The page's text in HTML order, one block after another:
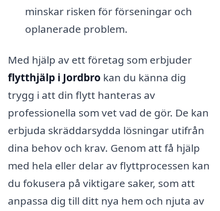
minskar risken för förseningar och
oplanerade problem.
Med hjälp av ett företag som erbjuder
flytthjälp i Jordbro kan du känna dig
trygg i att din flytt hanteras av
professionella som vet vad de gör. De kan
erbjuda skräddarsydda lösningar utifrån
dina behov och krav. Genom att få hjälp
med hela eller delar av flyttprocessen kan
du fokusera på viktigare saker, som att
anpassa dig till ditt nya hem och njuta av